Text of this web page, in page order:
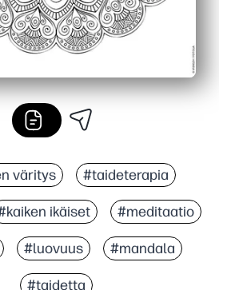
väritys #taideterapia
ikäiset #meditaatio
#luovuus #mandala
#taidetta